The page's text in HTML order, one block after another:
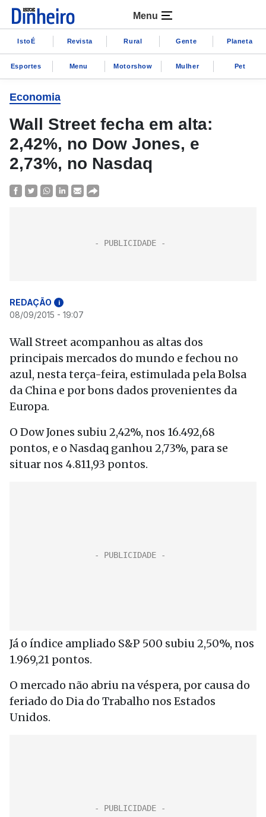
Menu
IstoÉ Revista Rural Gente Planeta
Esportes Menu Motorshow Mulher Pet
Economia
Wall Street fecha em alta:
2,42%, no Dow Jones, e
2,73%, no Nasdaq
REDAÇÃO i
08/09/2015 - 19:07
Wall Street acompanhou as altas dos
principais mercados do mundo e fechou no
azul, nesta terça-feira, estimulada pela Bolsa
da China e por bons dados provenientes da
Europa.
O Dow Jones subiu 2,42%, nos 16.492,68
pontos, e o Nasdaq ganhou 2,73%, para se
situar nos 4.811,93 pontos.
Já o índice ampliado S&P 500 subiu 2,50%, nos
1.969,21 pontos.
O mercado não abriu na véspera, por causa do
feriado do Dia do Trabalho nos Estados
Unidos.